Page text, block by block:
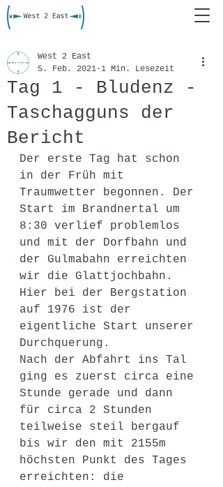
Tag 1 - Bludenz -
Taschagguns der
Bericht
West 2 East
5. Feb. 2021 1 Min. Lesezeit
Der erste Tag hat schon
in der Früh mit
Traumwetter begonnen. Der
Start im Brandnertal um
8:30 verlief problemlos
und mit der Dorfbahn und
der Gulmabahn erreichten
wir die Glattjochbahn.
Hier bei der Bergstation
auf 1976 ist der
eigentliche Start unserer
Durchquerung.
Nach der Abfahrt ins Tal
ging es zuerst circa eine
Stunde gerade und dann
für circa 2 Stunden
teilweise steil bergauf
bis wir den mit 2155m
höchsten Punkt des Tages
erreichten: die